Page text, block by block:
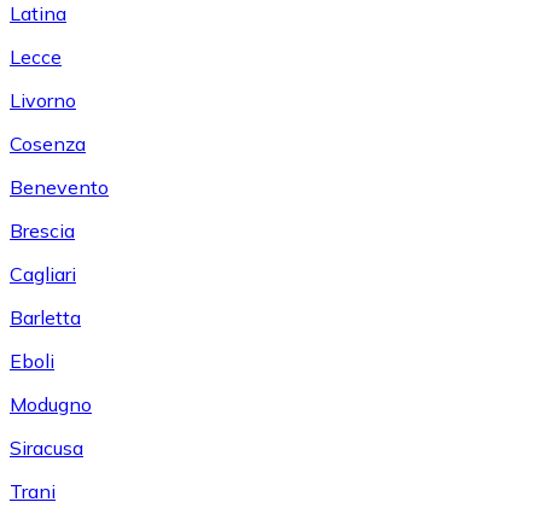
Latina
Lecce
Livorno
Cosenza
Benevento
Brescia
Cagliari
Barletta
Eboli
Modugno
Siracusa
Trani